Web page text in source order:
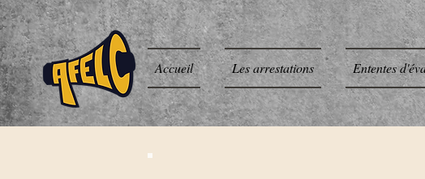
Accueil Les arrestations Ententes